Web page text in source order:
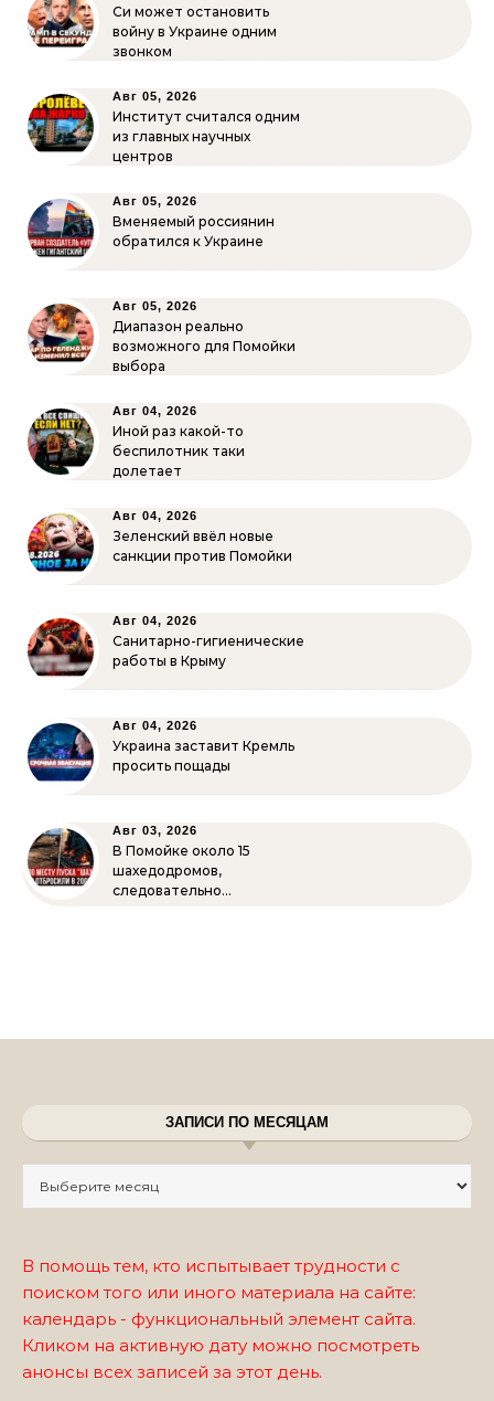
Си может остановить
войну в Украине одним
звонком
Авг 05, 2026
Институт считался одним
из главных научных
центров
Авг 05, 2026
Вменяемый россиянин
обратился к Украине
Авг 05, 2026
Диапазон реально
возможного для Помойки
выбора
Авг 04, 2026
Иной раз какой-то
беспилотник таки
долетает
Авг 04, 2026
Зеленский ввёл новые
санкции против Помойки
Авг 04, 2026
Санитарно-гигиенические
работы в Крыму
Авг 04, 2026
Украина заставит Кремль
просить пощады
Авг 03, 2026
В Помойке около 15
шахедодромов,
следовательно…
ЗАПИСИ ПО МЕСЯЦАМ
В помощь тем, кто испытывает трудности с
поиском того или иного материала на сайте:
календарь - функциональный элемент сайта.
Кликом на активную дату можно посмотреть
анонсы всех записей за этот день.